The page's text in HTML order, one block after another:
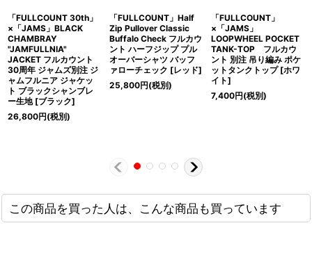
「FULLCOUNT 30th」
×「JAMS」BLACK
CHAMBRAY
"JAMFULLNIA"
JACKET フルカウント
30周年 ジャムズ別注 ジ
ャムフルニア ジャケッ
ト ブラックシャンブレ
ー生地 [ブラック]
26,800円(税別)
「FULLCOUNT」Half
Zip Pullover Classic
Buffalo Check フルカウ
ント ハーフジップ プル
オーバーシャツ バッフ
ァローチェック [レッド]
25,800円(税別)
「FULLCOUNT」
×「JAMS」
LOOPWHEEL POCKET
TANK-TOP フルカウ
ント 別注 吊り編み ポケ
ットタンクトップ [ホワ
イト]
7,400円(税別)
この商品を買った人は、こんな商品も買っています